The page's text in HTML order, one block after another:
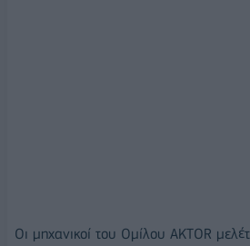
Οι μηχανικοί του Ομίλου AKTOR